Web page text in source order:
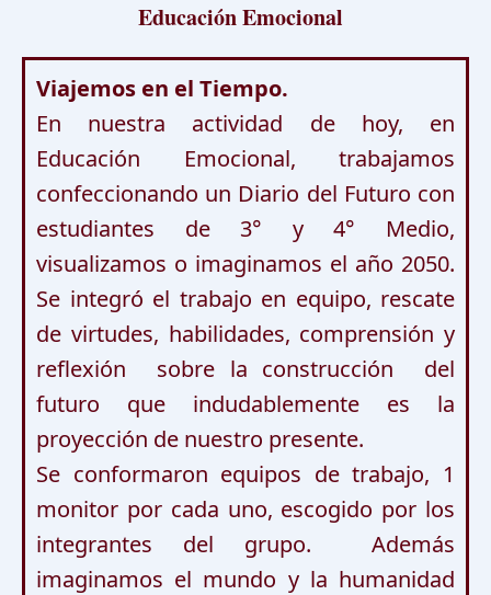
Educación Emocional
Viajemos en el Tiempo.
En nuestra actividad de hoy, en
Educación  Emocional,  trabajamos
confeccionando un Diario del Futuro con
estudiantes de 3° y 4° Medio,
visualizamos o imaginamos el año 2050.
Se integró el trabajo en equipo, rescate
de virtudes, habilidades, comprensión y
reflexión  sobre la construcción  del
futuro que indudablemente es la
proyección de nuestro presente.
Se conformaron equipos de trabajo, 1
monitor por cada uno, escogido por los
integrantes del grupo.  Además
imaginamos el mundo y la humanidad